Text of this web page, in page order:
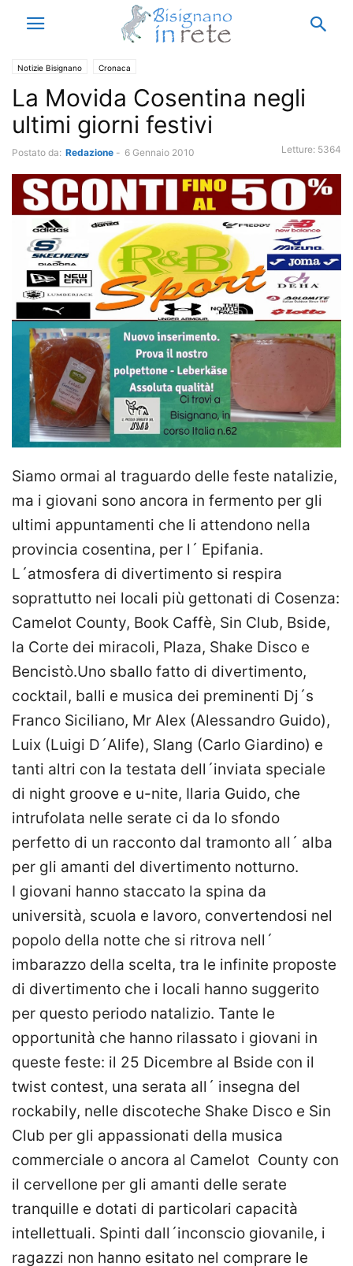
Notizie Bisignano Cronaca
La Movida Cosentina negli
ultimi giorni festivi
Postato da: Redazione - 6 Gennaio 2010 Letture: 5364
Siamo ormai al traguardo delle feste natalizie,
ma i giovani sono ancora in fermento per gli
ultimi appuntamenti che li attendono nella
provincia cosentina, per l´ Epifania.
L´atmosfera di divertimento si respira
soprattutto nei locali più gettonati di Cosenza:
Camelot County, Book Caffè, Sin Club, Bside,
la Corte dei miracoli, Plaza, Shake Disco e
Bencistò.Uno sballo fatto di divertimento,
cocktail, balli e musica dei preminenti Dj´s
Franco Siciliano, Mr Alex (Alessandro Guido),
Luix (Luigi D´Alife), Slang (Carlo Giardino) e
tanti altri con la testata dell´inviata speciale
di night groove e u-nite, Ilaria Guido, che
intrufolata nelle serate ci da lo sfondo
perfetto di un racconto dal tramonto all´ alba
per gli amanti del divertimento notturno.
I giovani hanno staccato la spina da
università, scuola e lavoro, convertendosi nel
popolo della notte che si ritrova nell´
imbarazzo della scelta, tra le infinite proposte
di divertimento che i locali hanno suggerito
per questo periodo natalizio. Tante le
opportunità che hanno rilassato i giovani in
queste feste: il 25 Dicembre al Bside con il
twist contest, una serata all´ insegna del
rockabily, nelle discoteche Shake Disco e Sin
Club per gli appassionati della musica
commerciale o ancora al Camelot County con
il cervellone per gli amanti delle serate
tranquille e dotati di particolari capacità
intellettuali. Spinti dall´inconscio giovanile, i
ragazzi non hanno esitato nel comprare le